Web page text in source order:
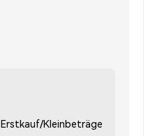
Erstkauf/Kleinbeträge